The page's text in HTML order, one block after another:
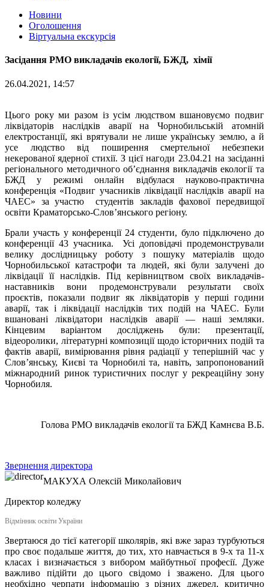
Новини
Оголошення
Віртуальна екскурсія
Засідання РМО викладачів екології, БЖД, хімії
26.04.2021, 14:57
Цього року ми разом із усім людством вшановуємо подвиг
ліквідаторів наслідків аварії на Чорнобильській атомній
електростанції, які врятували не лише українську землю, а й
усе людство від поширення смертельної небезпеки
некерованої ядерної стихії. З цієї нагоди 23.04.21 на засіданні
регіонального методичного об’єднання викладачів екології та
БЖД у режимі онлайн відбулася науково-практична
конференція «Подвиг учасників ліквідації наслідків аварії на
ЧАЕС» за участю студентів закладів фахової передвищої
освіти Краматорсько-Слов’янського регіону.
Брали участь у конференції 24 студенти, було підключено до
конференції 43 учасника. Усі доповідачі продемонстрували
велику дослідницьку роботу з пошуку матеріалів щодо
Чорнобильської катастрофи та людей, які були залучені до
ліквідації її наслідків. Під керівництвом своїх викладачів-
наставників вони продемонстрували результати своїх
проєктів, показали подвиг як ліквідаторів у перші години
аварії, так і ліквідації наслідків тих подій на ЧАЕС. Були
вшановані ліквідатори наслідків аварії — наші земляки.
Кінцевим варіантом досліджень були: презентації,
відеоролики, літературні композиції щодо історичних подій та
фактів аварії, вимірювання рівня радіації у теперішній час у
Слов’янську, Києві та Чорнобилі та, навіть, запропонований
міжнародний ринок туристичних послуг у рекреаційну зону
Чорнобиля.
Голова РМО викладачів екології та БЖД Камнєва В.Б.
Звернення директора
МАКУХА Олексій Миколайович
Директор коледжу
Відмінник освіти України
Звертаюся до тієї категорії школярів, які вже зараз турбуються
про своє подальше життя, до тих, хто навчається в 9-х та 11-х
класах і визначається з вибором майбутньої професії. Дуже
важливо підійти до цього свідомо і зважено. Для цього
необхідно черпати інформацію з різних джерел, критично